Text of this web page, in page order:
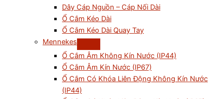
Dây Cáp Nguồn – Cáp Nối Dài
Ổ Cắm Kéo Dài
Ổ Cắm Kéo Dài Quay Tay
Mennekes
Ổ Cắm Âm Không Kín Nước (IP44)
Ổ Cắm Âm Kín Nước (IP67)
Ổ Cắm Có Khóa Liên Động Không Kín Nước
(IP44)